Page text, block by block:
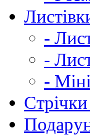
-
-
-